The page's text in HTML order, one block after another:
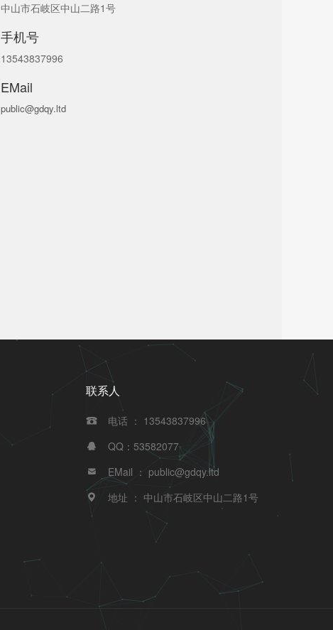
中山市石岐区中山二路1号
手机号
13543837996
EMail
public@gdqy.ltd
联系人
 电话 ： 13543837996
 QQ：53582077
 EMail ： public@gdqy.ltd
 地址 ： 中山市石岐区中山二路1号